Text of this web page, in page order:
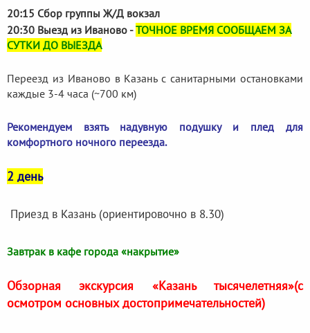
20:15 Сбор группы Ж/Д вокзал
20:30 Выезд из Иваново -ТОЧНОЕ ВРЕМЯ СООБЩАЕМ ЗА
СУТКИ ДО ВЫЕЗДА
Переезд из Иваново в Казань с санитарными остановками
каждые 3-4 часа (~700 км)
Рекомендуем взять надувную подушку и плед для
комфортного ночного переезда.
2 день
Приезд в Казань (ориентировочно в 8.30)
Завтрак в кафе города «накрытие»
Обзорная экскурсия «Казань тысячелетняя»(с
осмотром основных достопримечательностей)